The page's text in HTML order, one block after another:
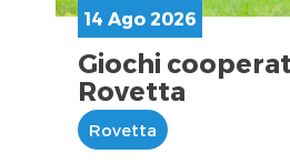
14 Ago 2026
Giochi
Rovetta
Rovetta